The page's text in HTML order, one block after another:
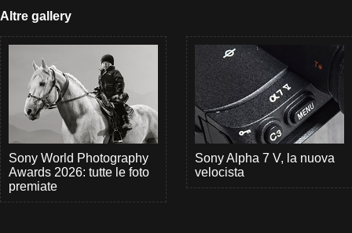
Altre gallery
Sony World Photography
Awards 2026: tutte le foto
premiate
Sony Alpha 7 V, la nuova
velocista